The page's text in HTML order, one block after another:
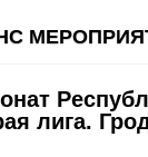
лига.